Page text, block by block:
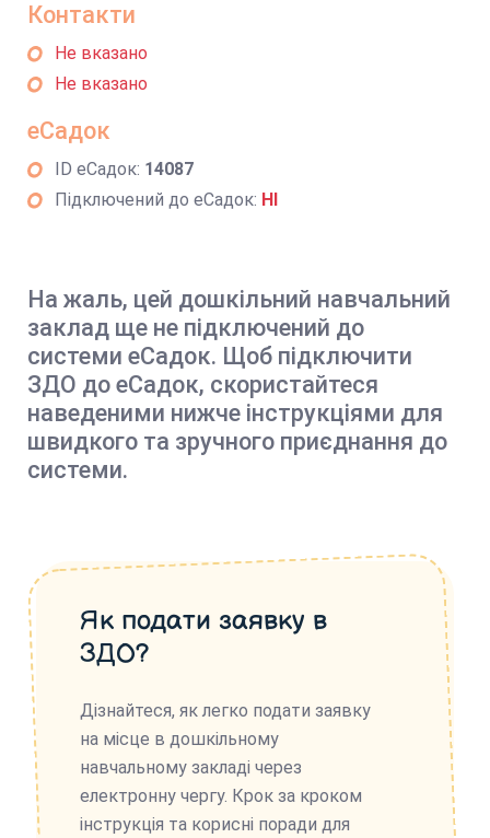
Контакти
Не вказано
Не вказано
еСадок
ID еСадок: 14087
Підключений до еСадок: НІ
На жаль, цей дошкільний навчальний
заклад ще не підключений до
системи еСадок. Щоб підключити
ЗДО до еСадок, скористайтеся
наведеними нижче інструкціями для
швидкого та зручного приєднання до
системи.
Як подати заявку в
ЗДО?
Дізнайтеся, як легко подати заявку
на місце в дошкільному
навчальному закладі через
електронну чергу. Крок за кроком
інструкція та корисні поради для